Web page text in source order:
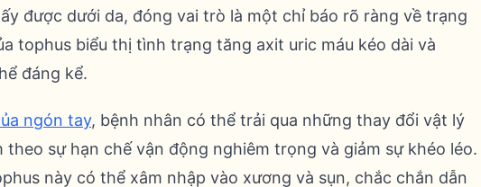
được dưới da, đóng vai trò là một chỉ báo rõ ràng về trạng
tophus biểu thị tình trạng tăng axit uric máu kéo dài và
đáng kể.
ngón tay, bệnh nhân có thể trải qua những thay đổi vật lý
sự hạn chế vận động nghiêm trọng và giảm sự khéo léo.
này có thể xâm nhập vào xương và sụn, chắc chắn dẫn